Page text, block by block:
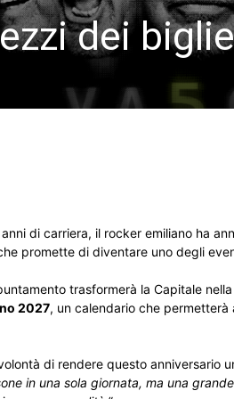
dei
di carriera, il rocker emiliano ha
promette di diventare uno degli
trasformerà la Capitale
2027, un calendario che
di rendere questo anniversario
in una sola giornata, ma una